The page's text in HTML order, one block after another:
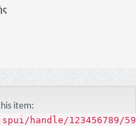
item:
handle/123456789/